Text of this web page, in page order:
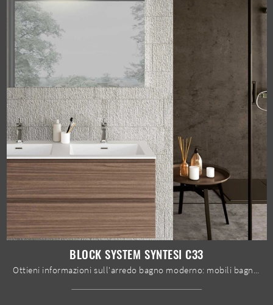
BLOCK SYSTEM SYNTESI C33
Ottieni informazioni sull'arredo bagno moderno: mobili bagno sospesi in melaminico come il modello Block System Syntesi C33 di Baxar ti aspettano.